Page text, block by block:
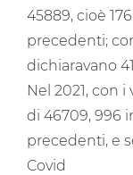
45889, cioè
precedenti;
dichiaravano
Nel 2021, con
di 46709, 996
precedenti, e
Covid